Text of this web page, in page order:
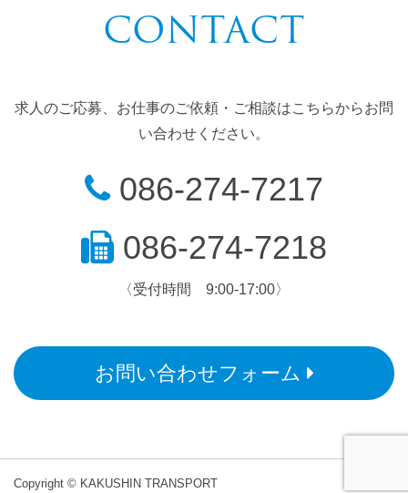
CONTACT
求人のご応募、お仕事のご依頼・ご相談はこちらからお問
い合わせください。
086-274-7217
086-274-7218
〈受付時間 9:00-17:00〉
お問い合わせフォーム
Copyright © KAKUSHIN TRANSPORT